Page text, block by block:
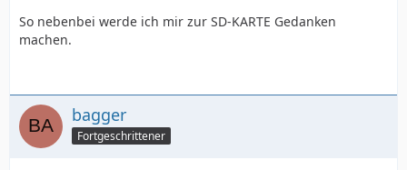
So nebenbei werde ich mir zur SD-KARTE Gedanken
machen.
bagger
Fortgeschrittener